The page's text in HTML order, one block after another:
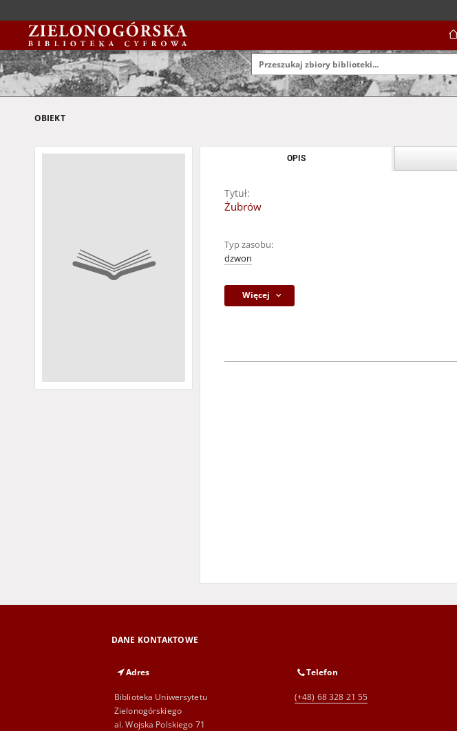
OBIEKT
OPIS
Tytuł:
Żubrów
Typ zasobu:
dzwon
Więcej
DANE KONTAKTOWE
Adres
Biblioteka Uniwersytetu
Zielonogórskiego
al. Wojska Polskiego 71
Telefon
(+48) 68 328 21 55